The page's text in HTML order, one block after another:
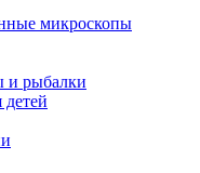
микроскопы
и рыбалки